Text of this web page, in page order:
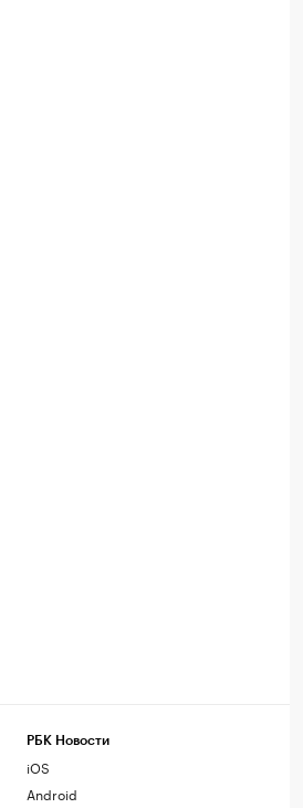
РБК Новости
iOS
Android